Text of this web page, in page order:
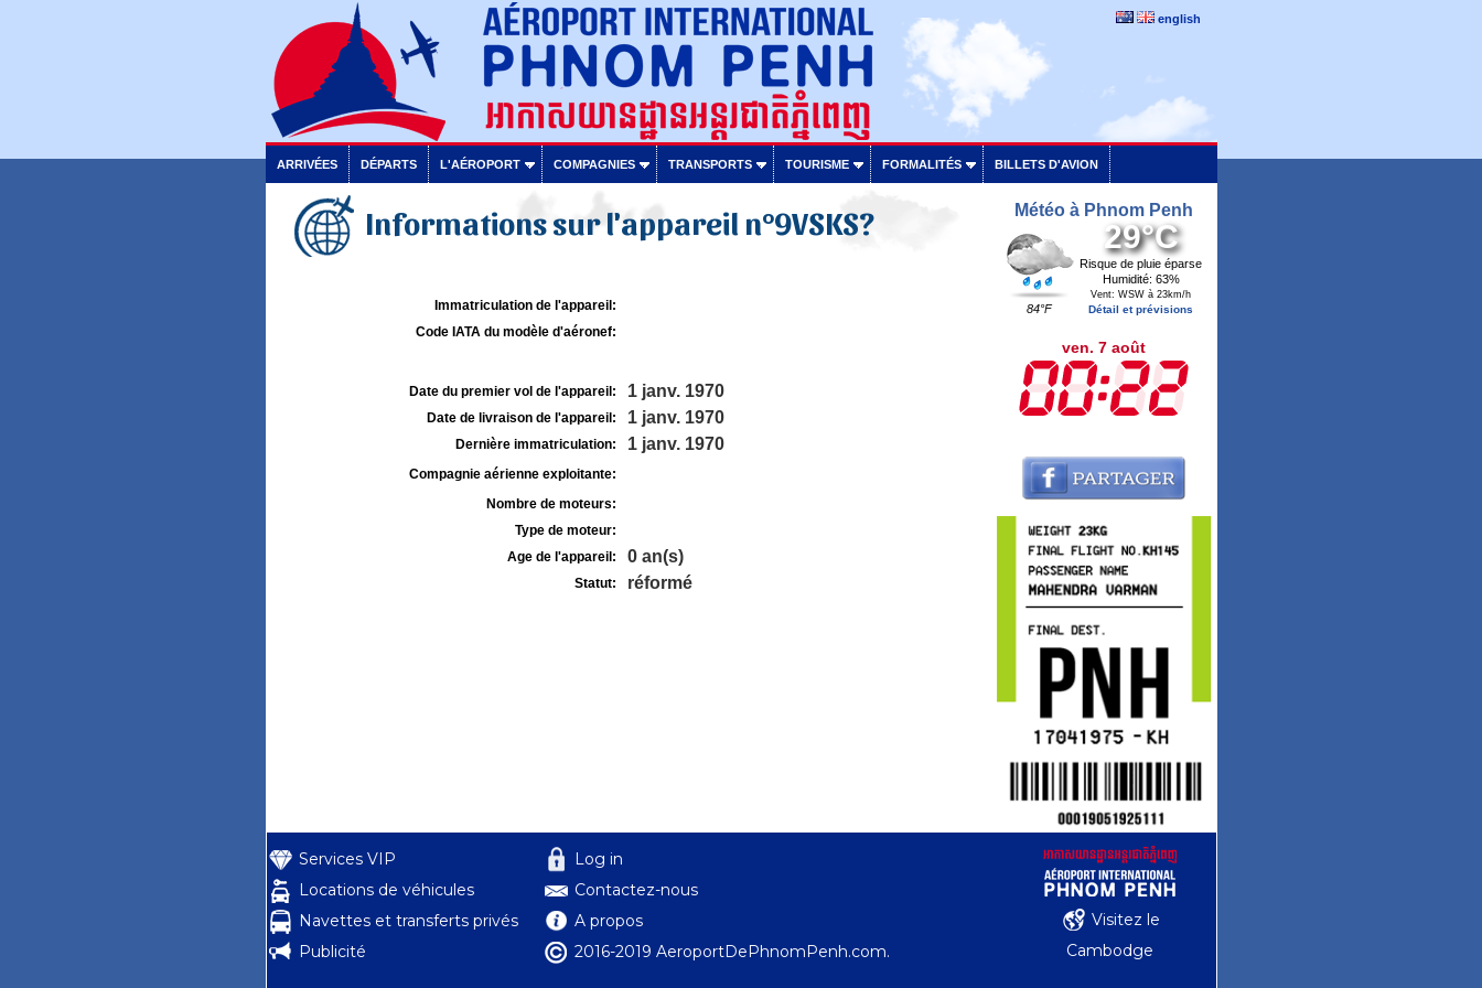
english
ARRIVÉES DÉPARTS L'AÉROPORT COMPAGNIES TRANSPORTS TOURISME FORMALITÉS BILLETS D'AVION
Informations sur l'appareil n°9VSKS?
Immatriculation de l'appareil:
Code IATA du modèle d'aéronef:
Date du premier vol de l'appareil: 1 janv. 1970
Date de livraison de l'appareil: 1 janv. 1970
Dernière immatriculation: 1 janv. 1970
Compagnie aérienne exploitante:
Nombre de moteurs:
Type de moteur:
Age de l'appareil:
0 an(s)
Statut: réformé
Météo à Phnom Penh
84°F
29°C
Risque de pluie éparse
Humidité: 63%
Vent: WSW à 23km/h
Détail et prévisions
ven. 7 août
Services VIP
Locations de véhicules
Navettes et transferts privés
Publicité
Log in
Contactez-nous
A propos
2016-2019 AeroportDePhnomPenh.com.
Visitez le
Cambodge